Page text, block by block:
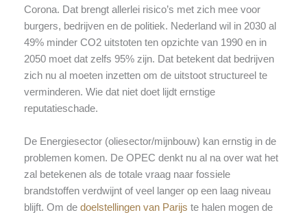
Corona. Dat brengt allerlei risico’s met zich mee voor
burgers, bedrijven en de politiek. Nederland wil in 2030 al
49% minder CO2 uitstoten ten opzichte van 1990 en in
2050 moet dat zelfs 95% zijn. Dat betekent dat bedrijven
zich nu al moeten inzetten om de uitstoot structureel te
verminderen. Wie dat niet doet lijdt ernstige
reputatieschade.
De Energiesector (oliesector/mijnbouw) kan ernstig in de
problemen komen. De OPEC denkt nu al na over wat het
zal betekenen als de totale vraag naar fossiele
brandstoffen verdwijnt of veel langer op een laag niveau
blijft. Om de doelstellingen van Parijs te halen mogen de